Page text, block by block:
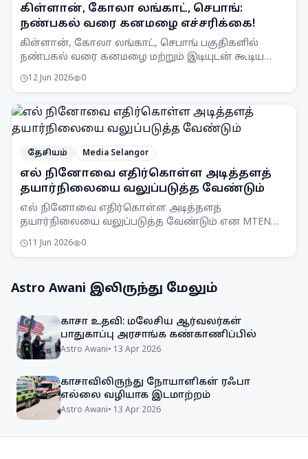
கிள்ளான், கோலா லங்காட், செபாங்:
நண்பகல் வரை கனமழை எச்சரிக்கை!
கிள்ளான், கோலா லங்காட், செபாங் பகுதிகளில்
நண்பகல் வரை கனமழை மற்றும் இடியுடன் கூடிய
எச்சரிக்கை விடுத்துள்ளது.
12 Jun 2026 0
தேசியம் Media Selangor
எல் நினோவை எதிர்கொள்ள அடித்தளத்
தயார்நிலையை வலுப்படுத்த வேண்டும்
எல் நினோவை எதிர்கொள்ள அடித்தளத்
தயார்நிலையை வலுப்படுத்த வேண்டும் என MTEN
விழிப்புணர்வு அதிகரிக்கப்படும்.
11 Jun 2026 0
Astro Awani இலிருந்து மேலும்
காசா உதவி: மலேசிய ஆர்வலர்கள்
பாதுகாப்பு அரசாங்க கண்காணிப்பில்
Astro Awani• 13 Apr 2026
காசாவிலிருந்து நோயாளிகள் ரஃபா
எல்லை வழியாக இடமாற்றம்
Astro Awani• 13 Apr 2026